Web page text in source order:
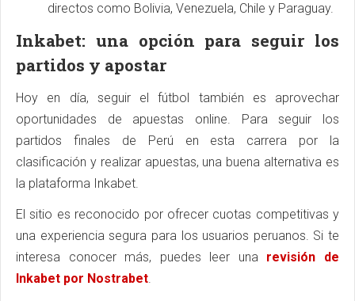
directos como Bolivia, Venezuela, Chile y Paraguay.
Inkabet: una opción para seguir los
partidos y apostar
Hoy en día, seguir el fútbol también es aprovechar
oportunidades de apuestas online. Para seguir los
partidos finales de Perú en esta carrera por la
clasificación y realizar apuestas, una buena alternativa es
la plataforma Inkabet.
El sitio es reconocido por ofrecer cuotas competitivas y
una experiencia segura para los usuarios peruanos. Si te
interesa conocer más, puedes leer una revisión de
Inkabet por Nostrabet.